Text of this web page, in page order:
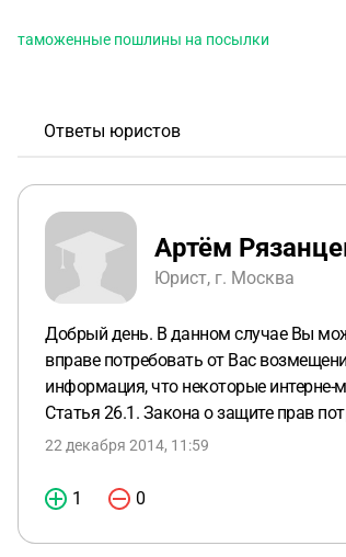
таможенные пошлины на посылки
Ответы юристов
Артём
Юрист, г. Москва
Добрый день. В данном случае Вы
вправе потребовать от Вас
информация, что некоторые
Статья 26.1. Закона о защите прав
22 декабря 2014, 11:59
1 0